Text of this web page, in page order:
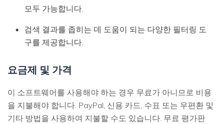
모두 가능합니다.
검색 결과를 좁히는 데 도움이 되는 다양한 필터링 도
구를 제공합니다.
요금제 및 가격
이 소프트웨어를 사용해야 하는 경우 무료가 아니므로 비용
을 지불해야 합니다. PayPal, 신용 카드, 수표 또는 우편환 및
기타 방법을 사용하여 지불할 수도 있습니다. 무료 평가판